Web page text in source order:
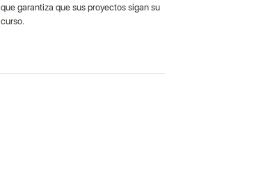
que garantiza que sus proyectos sigan su
curso.